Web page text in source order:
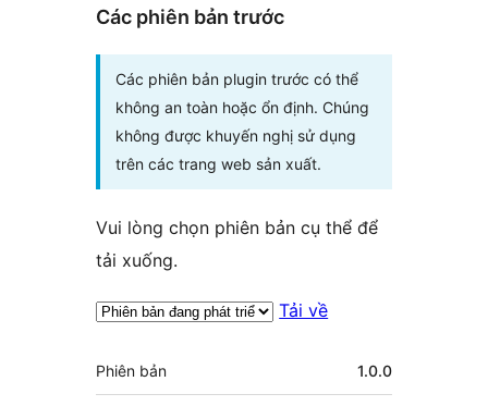
Các phiên bản trước
Các phiên bản plugin trước có thể
không an toàn hoặc ổn định. Chúng
không được khuyến nghị sử dụng
trên các trang web sản xuất.
Vui lòng chọn phiên bản cụ thể để
tải xuống.
Tải về
Meta
Phiên bản 1.0.0